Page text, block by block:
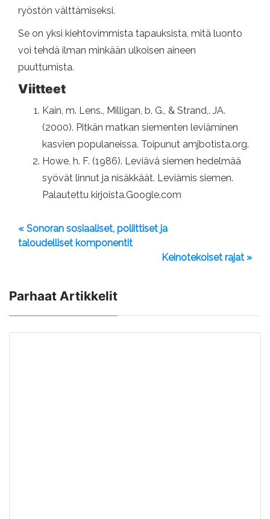
ryöstön välttämiseksi.
Se on yksi kiehtovimmista tapauksista, mitä luonto
voi tehdä ilman minkään ulkoisen aineen
puuttumista.
Viitteet
Kain, m. Lens., Milligan, b. G., & Strand,. JA.
(2000). Pitkän matkan siementen leviäminen
kasvien populaneissa. Toipunut amjbotista.org.
Howe, h. F. (1986). Leviävä siemen hedelmää
syövät linnut ja nisäkkäät. Leviämis siemen.
Palautettu kirjoista.Google.com
« Sonoran sosiaaliset, poliittiset ja
taloudelliset komponentit
Keinotekoiset rajat »
Parhaat Artikkelit